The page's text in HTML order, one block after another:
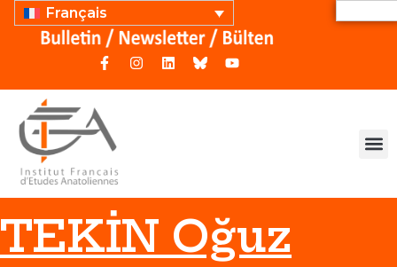
Français
TEKİN Oğuz